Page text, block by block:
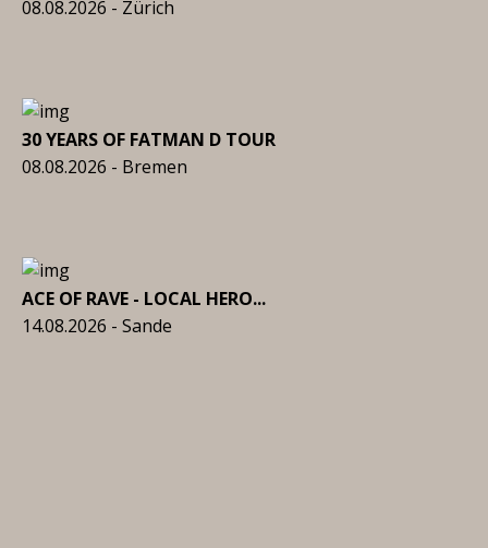
08.08.2026 - Zürich
30 YEARS OF FATMAN D TOUR
08.08.2026 - Bremen
ACE OF RAVE - LOCAL HERO...
14.08.2026 - Sande